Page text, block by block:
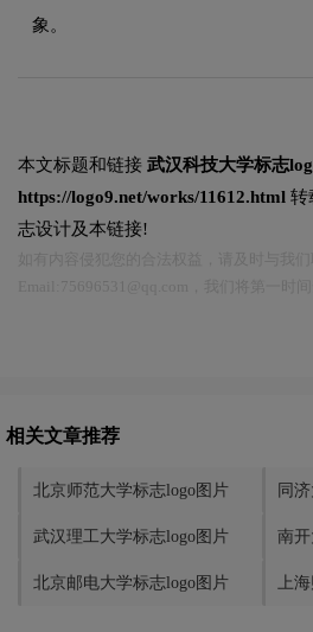
象。
本文标题和链接 武汉科技大学标志
https://logo9.net/works/11612.html 转
志设计及本链接!
相关文章推荐
北京师范大学标志logo图片 同
武汉理工大学标志logo图片 南
北京邮电大学标志logo图片 上